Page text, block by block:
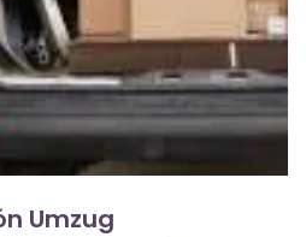
Umzug